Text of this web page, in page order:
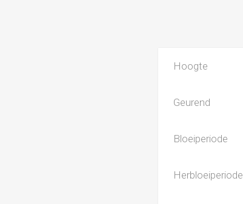
Hoogte
Geurend
Bloeiperiode
Herbloeiperiode